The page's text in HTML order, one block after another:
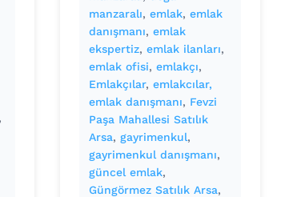
manzaralı, emlak, emlak
danışmanı, emlak
ekspertiz, emlak ilanları
emlak ofisi, emlakçı
Emlakçılar, emlakcılar,
emlak danışmanı, Fevzi
Paşa Mahallesi Satılık
Arsa, gayrimenkul
gayrimenkul danışmanı
güncel emlak
Güngörmez Satılık Arsa